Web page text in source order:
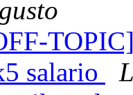
salario